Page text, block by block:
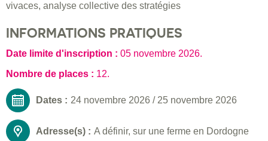
vivaces, analyse collective des stratégies
INFORMATIONS PRATIQUES
Date limite d'inscription : 05 novembre 2026.
Nombre de places : 12.
Dates : 24 novembre 2026 / 25 novembre 2026
Adresse(s) : A définir, sur une ferme en Dordogne